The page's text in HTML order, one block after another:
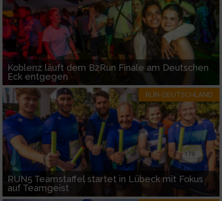
Koblenz läuft dem B2Run Finale am Deutschen
Eck entgegen
RUN-DEUTSCHLAND
RUN5 Teamstaffel startet in Lübeck mit Fokus
auf Teamgeist